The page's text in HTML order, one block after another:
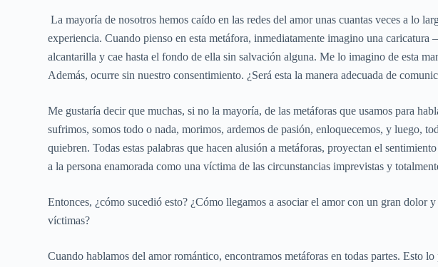
La mayoría de nosotros hemos caído en las redes del amor unas cuantas veces a lo
experiencia. Cuando pienso en esta metáfora, inmediatamente imagino una
alcantarilla y cae hasta el fondo de ella sin salvación alguna. Me lo imagino de esta
Además, ocurre sin nuestro consentimiento. ¿Será esta la manera adecuada de
Me gustaría decir que muchas, si no la mayoría, de las metáforas que usamos para
sufrimos, somos todo o nada, morimos, ardemos de pasión, enloquecemos, y luego,
quiebren. Todas estas palabras que hacen alusión a metáforas, proyectan el
a la persona enamorada como una víctima de las circunstancias imprevistas y
Entonces, ¿cómo sucedió esto? ¿Cómo llegamos a asociar el amor con un gran
víctimas?
Cuando hablamos del amor romántico, encontramos metáforas en todas partes. Esto